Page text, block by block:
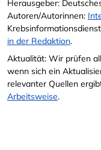
Herausgeber:
Autoren/Autorinnen:
in der Redaktion.
Aktualität: Wir prüfen
wenn sich ein
relevanter Quellen
Arbeitsweise.